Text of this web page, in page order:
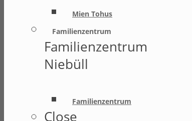
Mien Tohus
Familienzentrum
Familienzentrum
Niebüll
Familienzentrum
Close